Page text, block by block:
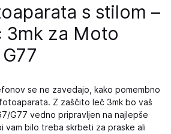
s stilom –
3mk za Moto
se ne zavedajo, kako pomembno
Z zaščito leč 3mk bo vaš
G77 vedno pripravljen na najlepše
vam bilo treba skrbeti za praske ali